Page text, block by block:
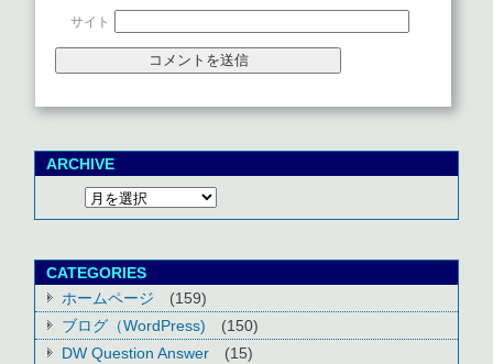
サイト
ARCHIVE
CATEGORIES
ホームページ
(159)
ブログ（WordPress)
(150)
DW Question Answer
(15)